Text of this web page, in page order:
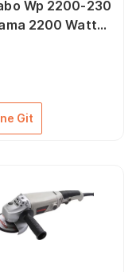
Wp 2200-230
2200 Watt
Git